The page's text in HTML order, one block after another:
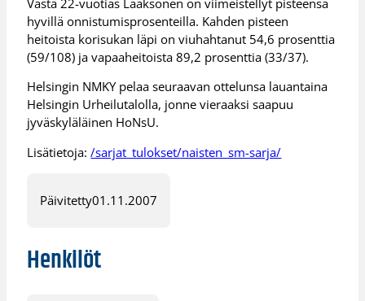
hyvillä onnistumisprosenteilla. Kahden pisteen
heitoista korisukan läpi on viuhahtanut 54,6 prosenttia
(59/108) ja vapaaheitoista 89,2 prosenttia (33/37).
Helsingin NMKY pelaa seuraavan ottelunsa lauantaina
Helsingin Urheilutalolla, jonne vieraaksi saapuu
jyväskyläläinen HoNsU.
Lisätietoja:/sarjat_tulokset/naisten_sm-sarja/
Päivitetty01.11.2007
Henkilöt